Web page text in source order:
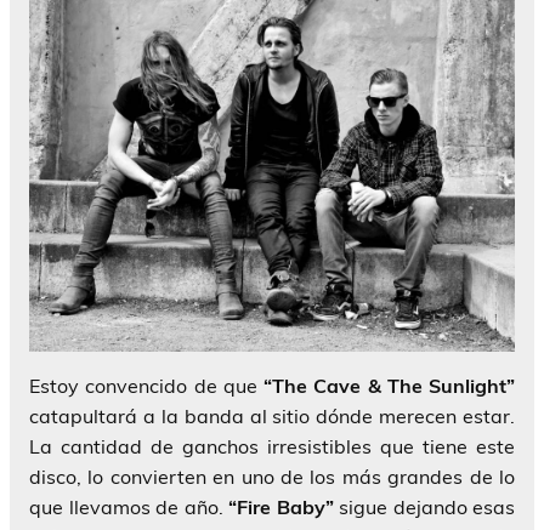
Estoy convencido de que “The Cave & The Sunlight”
catapultará a la banda al sitio dónde merecen estar.
La cantidad de ganchos irresistibles que tiene este
disco, lo convierten en uno de los más grandes de lo
que llevamos de año. “Fire Baby”sigue dejando esas